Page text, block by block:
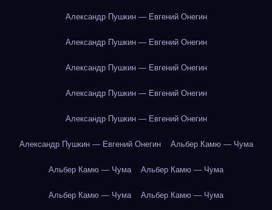
Александр Пушкин — Евгений Онегин
Александр Пушкин — Евгений Онегин
Александр Пушкин — Евгений Онегин
Александр Пушкин — Евгений Онегин
Александр Пушкин — Евгений Онегин
Александр Пушкин — Евгений Онегин Альбер Камю — Чума
Альбер Камю — Чума Альбер Камю — Чума
Альбер Камю — Чума Альбер Камю — Чума